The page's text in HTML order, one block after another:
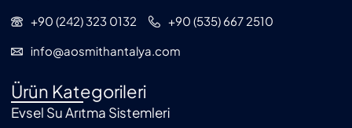
+90 (242) 323 0132
+90 (535) 667 2510
info@aosmithantalya.com
Ürün Kategorileri
Evsel Su Arıtma Sistemleri